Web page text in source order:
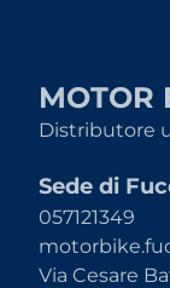
MOTOR
Distributore
Sede di
057121349
Via Cesare